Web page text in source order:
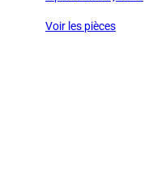
Voir les pièces